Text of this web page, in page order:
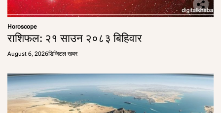
Horoscope
राशिफल: २१ साउन २०८३ बिहिवार
August 6, 2026डिजिटल खबर